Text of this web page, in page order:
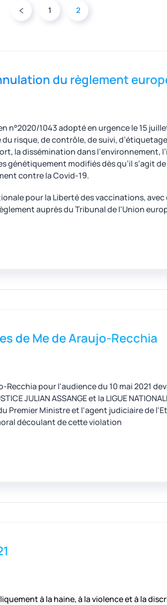
1 2
du règlement
n°2020/1043 adopté en urgence le 15
risque, de contrôle, de suivi,
la dissémination dans l’environnement,
génétiquement modifiés dès qu’il s’agit
contre la Covid-19.
pour la Liberté des vaccinations,
auprès du Tribunal de l'Union
de Me de Araujo-Recchia
pour l'audience du 10 mai 2021
JULIAN ASSANGE et la LIGUE
Premier Ministre et l'agent judiciaire de
découlant de cette violation
à la haine, à la violence et à la